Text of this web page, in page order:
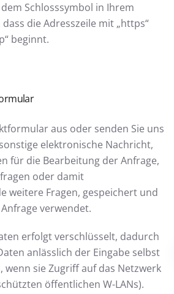
Schlosssymbol in Ihrem
die Adresszeile mit „https“
beginnt.
aus oder senden Sie uns
elektronische Nachricht,
für die Bearbeitung der Anfrage,
oder damit
weitere Fragen, gespeichert und
verwendet.
erfolgt verschlüsselt, dadurch
anlässlich der Eingabe selbst
wenn sie Zugriff auf das Netzwerk
öffentlichen W-LANs).